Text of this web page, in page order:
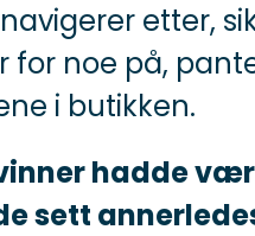
etter,
for noe på,
i butikken.
hadde
sett